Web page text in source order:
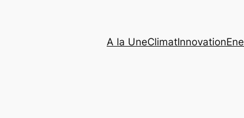
A la UneClimatInnovation